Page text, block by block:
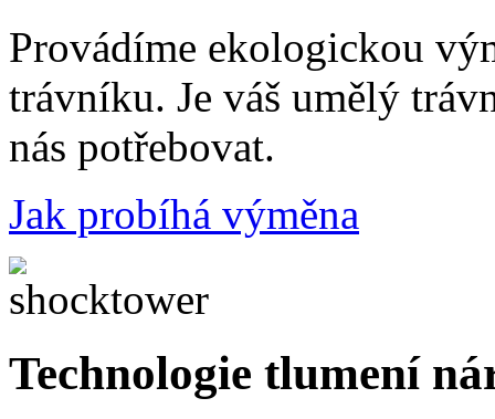
Provádíme ekologickou
trávníku. Je váš umělý
nás potřebovat.
Jak probíhá výměna
Technologie tlumení